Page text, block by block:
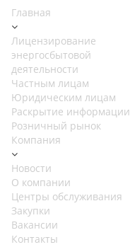
Главная
Лицензирование
энергосбытовой
деятельности
Частным лицам
Юридическим лицам
Раскрытие информации
Розничный рынок
Компания
Новости
О компании
Центры обслуживания
Закупки
Вакансии
Контакты